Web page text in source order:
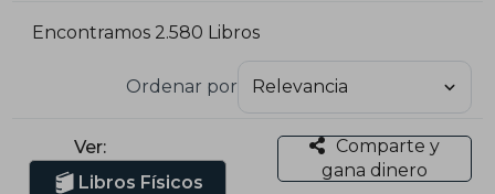
Encontramos 2.580 Libros
Ordenar por
Ver:
Libros Físicos
Comparte y
gana dinero